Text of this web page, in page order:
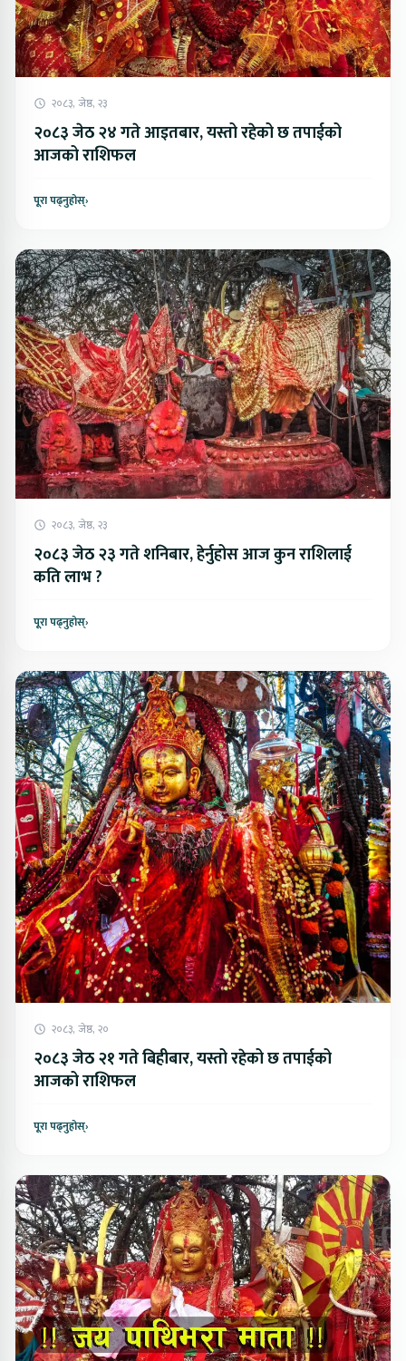
२०८३, जेष्ठ, २३
२०८३ जेठ २४ गते आइतबार, यस्तो रहेको छ तपाईको
आजको राशिफल
पूरा पढ्नुहोस्›
२०८३, जेष्ठ, २३
२०८३ जेठ २३ गते शनिबार, हेर्नुहोस आज कुन राशिलाई
कति लाभ ?
पूरा पढ्नुहोस्›
२०८३, जेष्ठ, २०
२०८३ जेठ २१ गते बिहीबार, यस्तो रहेको छ तपाईको
आजको राशिफल
पूरा पढ्नुहोस्›